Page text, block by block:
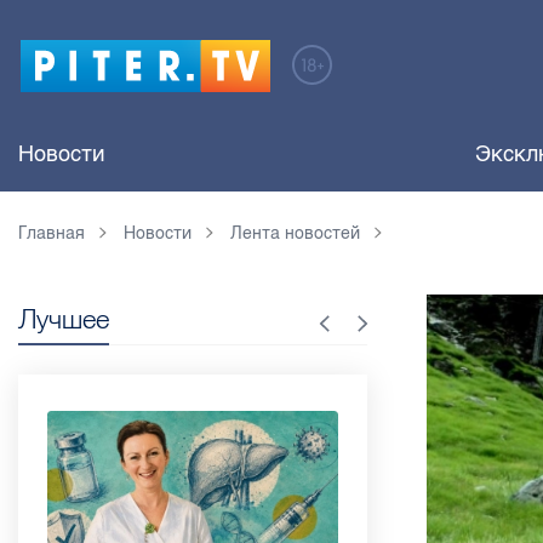
Новости
Главная Новости Лента новостей
Лучшее